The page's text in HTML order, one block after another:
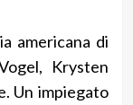
americana di
Krysten
Un impiegato